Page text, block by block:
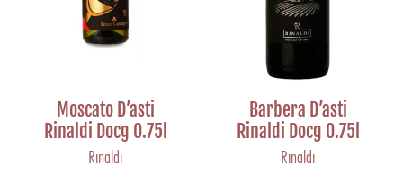
Moscato D’asti
Rinaldi Docg 0.75l
Rinaldi
Barbera D’asti
Rinaldi Docg 0.75l
Rinaldi